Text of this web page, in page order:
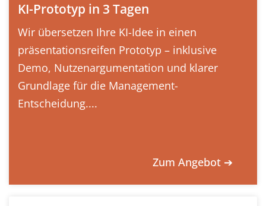
KI-Prototyp in 3 Tagen
Wir übersetzen Ihre KI-Idee in einen
präsentationsreifen Prototyp – inklusive
Demo, Nutzenargumentation und klarer
Grundlage für die Management-
Entscheidung....
Zum Angebot ➔